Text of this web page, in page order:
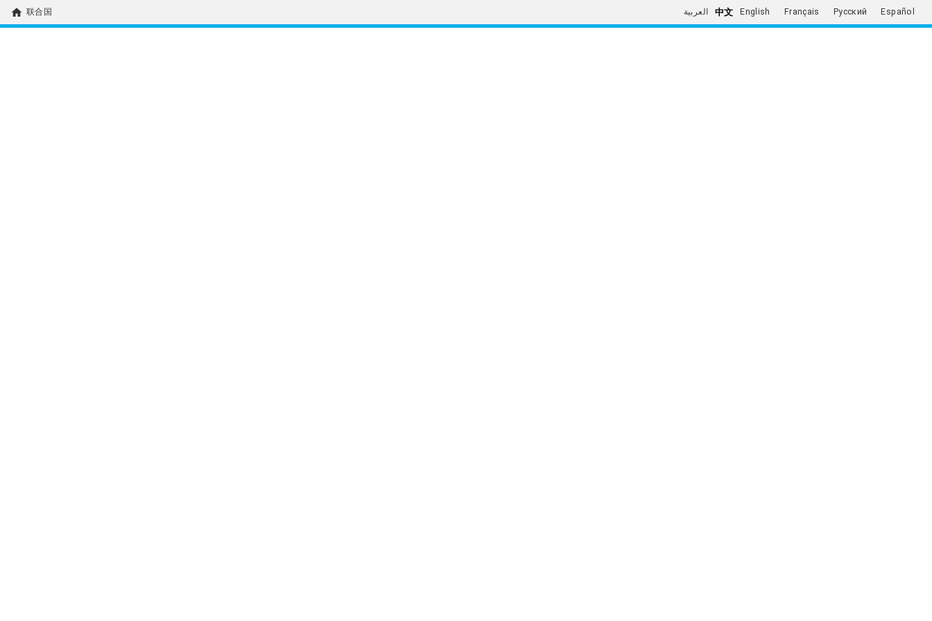
home 联合国 العربية 中文 English Français Русский Español